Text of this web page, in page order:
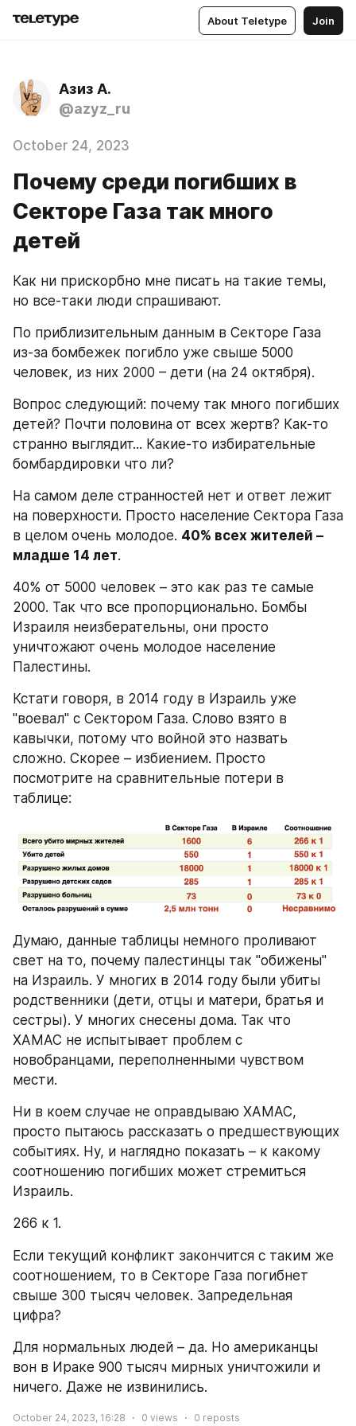
About Teletype Join
Азиз А.
@azyz_ru
October 24, 2023
Почему среди погибших в
Секторе Газа так много
детей
Как ни прискорбно мне писать на такие темы,
но все-таки люди спрашивают.
По приблизительным данным в Секторе Газа
из-за бомбежек погибло уже свыше 5000
человек, из них 2000 – дети (на 24 октября).
Вопрос следующий: почему так много погибших
детей? Почти половина от всех жертв? Как-то
странно выглядит... Какие-то избирательные
бомбардировки что ли?
На самом деле странностей нет и ответ лежит
на поверхности. Просто население Сектора Газа
в целом очень молодое. 40% всех жителей –
младше 14 лет.
40% от 5000 человек – это как раз те самые
2000. Так что все пропорционально. Бомбы
Израиля неизберательны, они просто
уничтожают очень молодое население
Палестины.
Кстати говоря, в 2014 году в Израиль уже
"воевал" с Сектором Газа. Слово взято в
кавычки, потому что войной это назвать
сложно. Скорее – избиением. Просто
посмотрите на сравнительные потери в
таблице:
Думаю, данные таблицы немного проливают
свет на то, почему палестинцы так "обижены"
на Израиль. У многих в 2014 году были убиты
родственники (дети, отцы и матери, братья и
сестры). У многих снесены дома. Так что
ХАМАС не испытывает проблем с
новобранцами, переполненными чувством
мести.
Ни в коем случае не оправдываю ХАМАС,
просто пытаюсь рассказать о предшествующих
событиях. Ну, и наглядно показать – к какому
соотношению погибших может стремиться
Израиль.
266 к 1.
Если текущий конфликт закончится с таким же
соотношением, то в Секторе Газа погибнет
свыше 300 тысяч человек. Запредельная
цифра?
Для нормальных людей – да. Но американцы
вон в Ираке 900 тысяч мирных уничтожили и
ничего. Даже не извинились.
October 24, 2023, 16:28 0 views 0 reposts